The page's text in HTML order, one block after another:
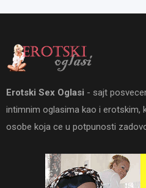
Erotski Sex Oglasi - sajt
intimnim oglasima kao i erotskim,
osobe koja ce u potpunosti